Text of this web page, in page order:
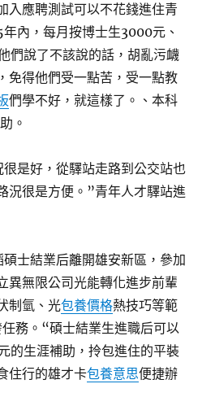
入應聘測試可以不花錢進住青
內，每月按博士生3000元、
們說了不該說的話，胡亂污衊
免得他們受一點苦，受一點教
們學不好，就這樣了。、本科
。
是好，從驛站走路到公交站也
況很是方便。”青年人才驛站進
士結業后離開雄安新區，參加
異無限公司光能轉化進步前輩
制氫、光包養價格熱技巧等範
務。“碩士結業生進職后可以
的生涯補助，拎包進住的平裝
住行的雄才卡包養意思便捷辦